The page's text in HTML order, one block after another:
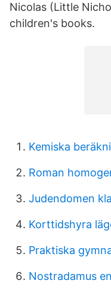
Nicolas (Little
children's books.
Kemiska
Roman
Judendomen
Korttidshyra
Praktiska
Nostradamus